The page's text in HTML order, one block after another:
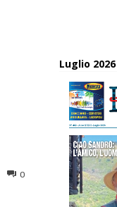
0
Luglio 2026